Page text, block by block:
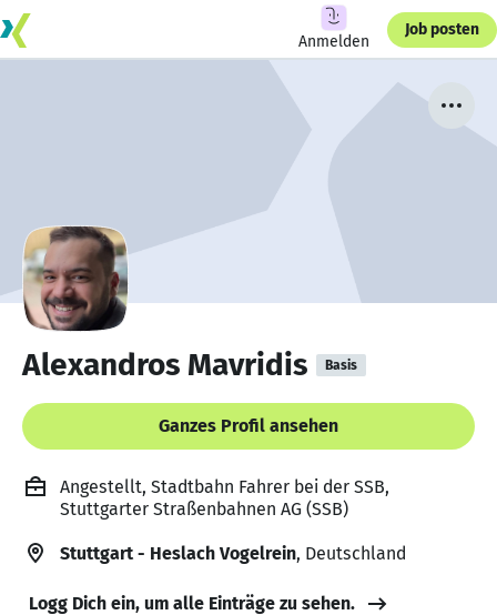
Anmelden
Job posten
Alexandros Mavridis Basis
Ganzes Profil ansehen
Angestellt, Stadtbahn Fahrer bei der SSB,
Stuttgarter Straßenbahnen AG (SSB)
Stuttgart - Heslach Vogelrein, Deutschland
Logg Dich ein, um alle Einträge zu sehen.